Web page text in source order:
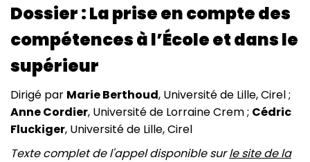
Dossier : La prise en compte des
compétences à l’École et dans le
supérieur
Dirigé par Marie Berthoud, Université de Lille, Cirel ;
Anne Cordier, Université de Lorraine Crem ; Cédric
Fluckiger, Université de Lille, Cirel
Texte complet de l'appel disponible surle site de la